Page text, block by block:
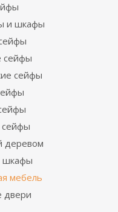
и шкафы
сейфы
сейфы
сейфы
деревом
шкафы
мебель
двери